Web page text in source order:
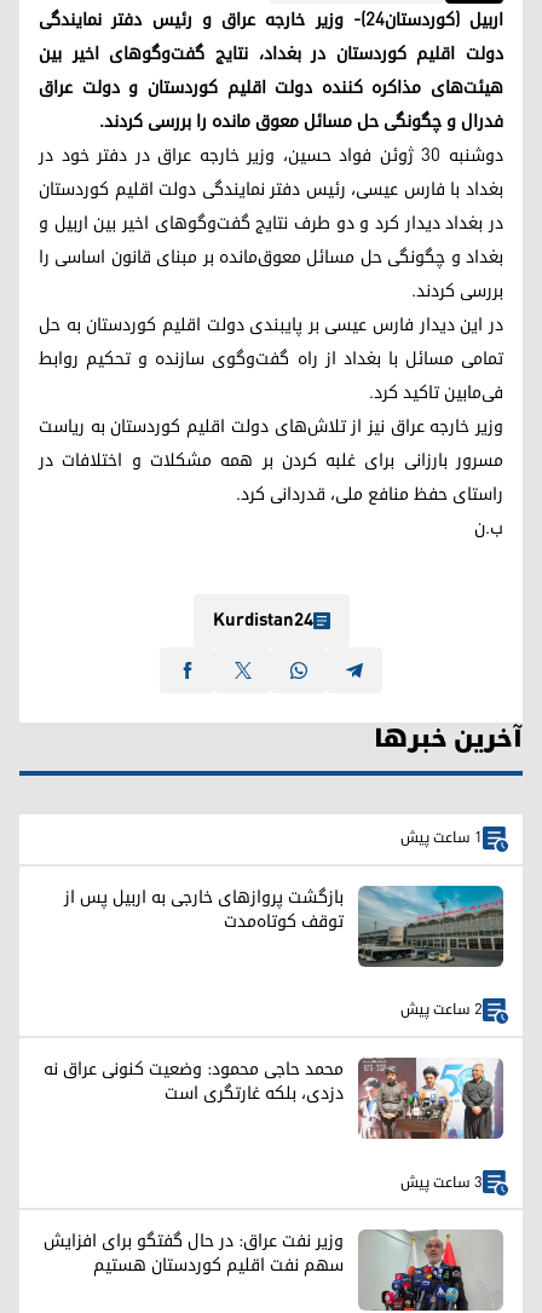
اربیل (کوردستان٢٤)- وزیر خارجه عراق و رئیس دفتر نمایندگی
دولت اقلیم کوردستان در بغداد، نتایج گفت‌وگوهای اخیر بین
هیئت‌های مذاکره کننده دولت اقلیم کوردستان و دولت عراق
فدرال و چگونگی حل مسائل معوق مانده را بررسی کردند.
دوشنبه ۳۰ ژوئن فواد حسین، وزیر خارجه عراق در دفتر خود در
بغداد با فارس عیسی، رئیس دفتر نمایندگی دولت اقلیم کوردستان
در بغداد دیدار کرد و دو طرف نتایج گفت‌وگوهای اخیر بین اربیل و
بغداد و چگونگی حل مسائل معوق‌مانده بر مبنای قانون اساسی را
بررسی کردند.
در این دیدار فارس عیسی بر پایبندی دولت اقلیم کوردستان به حل
تمامی مسائل با بغداد از راه گفت‌وگوی سازنده و تحکیم روابط
فی‌مابین تاکید کرد.
وزیر خارجه عراق نیز از تلاش‌های دولت اقلیم کوردستان به ریاست
مسرور بارزانی برای غلبه کردن بر همه مشکلات و اختلافات در
راستای حفظ منافع ملی، قدردانی کرد.
ب.ن
Kurdistan24
آخرین خبرها
1 ساعت پیش
بازگشت پروازهای خارجی به اربیل پس از
توقف کوتاه‌مدت
2 ساعت پیش
محمد حاجی محمود: وضعیت کنونی عراق نه
دزدی، بلکه غارتگری است
3 ساعت پیش
وزیر نفت عراق: در حال گفتگو برای افزایش
سهم نفت اقلیم کوردستان هستیم